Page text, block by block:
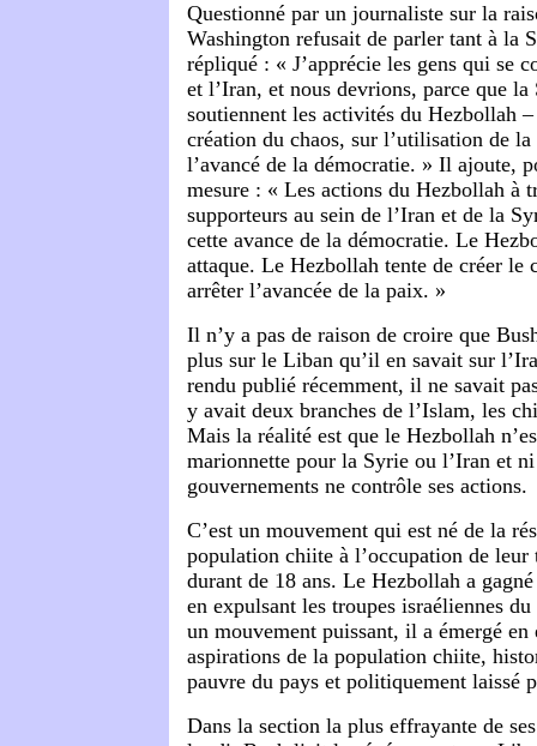
Questionné par un journaliste sur la
Washington refusait de parler tant à la
répliqué : « J’apprécie les gens qui se
et l’Iran, et nous devrions, parce que la
soutiennent les activités du Hezbollah
création du chaos, sur l’utilisation de
l’avancé de la démocratie. » Il ajoute,
mesure : « Les actions du Hezbollah à
supporteurs au sein de l’Iran et de la
cette avance de la démocratie. Le
attaque. Le Hezbollah tente de créer le
arrêter l’avancée de la paix. »
Il n’y a pas de raison de croire que
plus sur le Liban qu’il en savait sur
rendu publié récemment, il ne savait
y avait deux branches de l’Islam, les
Mais la réalité est que le Hezbollah
marionnette pour la Syrie ou l’Iran et
gouvernements ne contrôle ses actions.
C’est un mouvement qui est né de la
population chiite à l’occupation de
durant de 18 ans. Le Hezbollah a
en expulsant les troupes israéliennes
un mouvement puissant, il a émergé en
aspirations de la population chiite,
pauvre du pays et politiquement laissé
Dans la section la plus effrayante de